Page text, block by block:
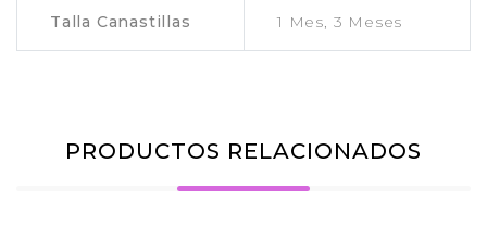
Talla Canastillas 1 Mes, 3 Meses
PRODUCTOS RELACIONADOS